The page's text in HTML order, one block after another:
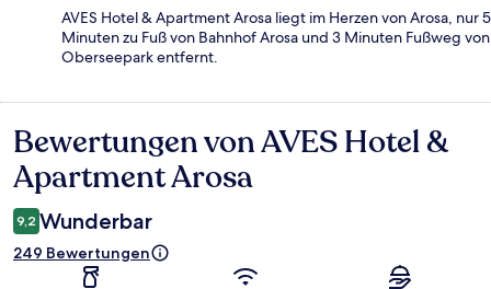
AVES Hotel & Apartment Arosa liegt im Herzen von Arosa, nur 5
Minuten zu Fuß von Bahnhof Arosa und 3 Minuten Fußweg von
Oberseepark entfernt.
Bewertungen
Bewertungen von AVES Hotel &
Apartment Arosa
9,2 Wunderbar
249 Bewertungen